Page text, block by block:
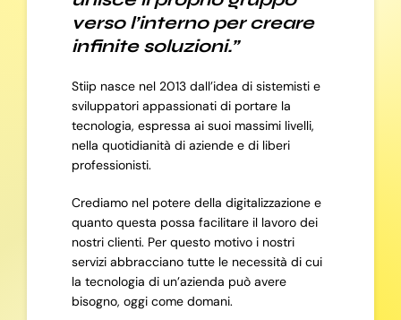
verso l’interno per creare
infinite soluzioni.”
Stiip nasce nel 2013 dall’idea di sistemisti e
sviluppatori appassionati di portare la
tecnologia, espressa ai suoi massimi livelli,
nella quotidianità di aziende e di liberi
professionisti.
Crediamo nel potere della digitalizzazione e
quanto questa possa facilitare il lavoro dei
nostri clienti. Per questo motivo i nostri
servizi abbracciano tutte le necessità di cui
la tecnologia di un’azienda può avere
bisogno, oggi come domani.